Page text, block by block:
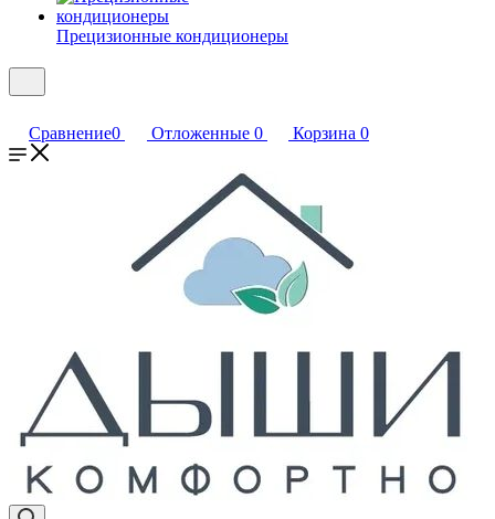
Прецизионные кондиционеры
Сравнение0 Отложенные 0 Корзина 0